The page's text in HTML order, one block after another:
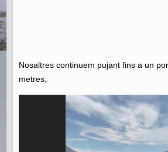
Nosaltres continuem pujant fins a un
metres,